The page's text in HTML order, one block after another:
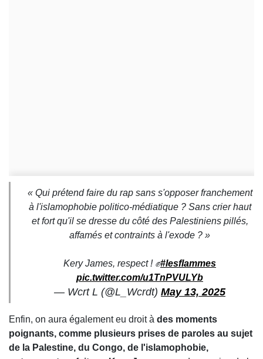
« Qui prétend faire du rap sans s'opposer franchement
à l'islamophobie politico-médiatique ? Sans crier haut
et fort qu'il se dresse du côté des Palestiniens pillés,
affamés et contraints à l'exode ? »
Kery James, respect ! ✊#lesflammes
pic.twitter.com/u1TnPVULYb
— Wcrt L (@L_Wcrdt) May 13, 2025
Enfin, on aura également eu droit à des moments
poignants, comme plusieurs prises de paroles au sujet
de la Palestine, du Congo, de l'islamophobie,